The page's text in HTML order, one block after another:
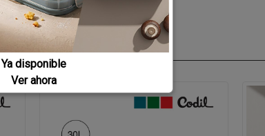
Ya disponible
Ver ahora